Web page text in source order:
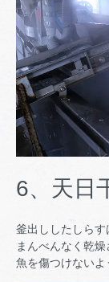
6、天日
釜出ししたしらす
まんべんなく乾
魚を傷つけないよ